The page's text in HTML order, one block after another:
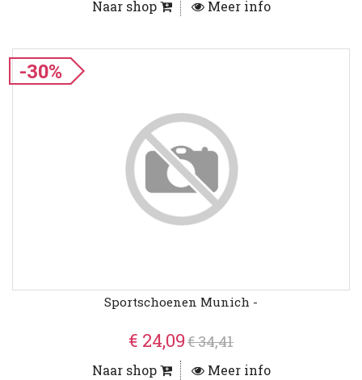
Naar shop Meer info
-30%
Sportschoenen Munich -
€ 24,09€ 34,41
Naar shop Meer info